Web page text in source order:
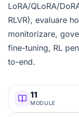
LoRA/QLoRA/
RLVR), evaluare
monitorizare,
fine-tuning, RL
to-end.
11
MODULE